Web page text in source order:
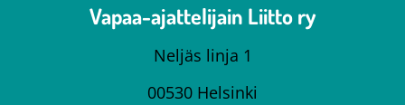
Vapaa-ajattelijain Liitto ry
Neljäs linja 1
00530 Helsinki